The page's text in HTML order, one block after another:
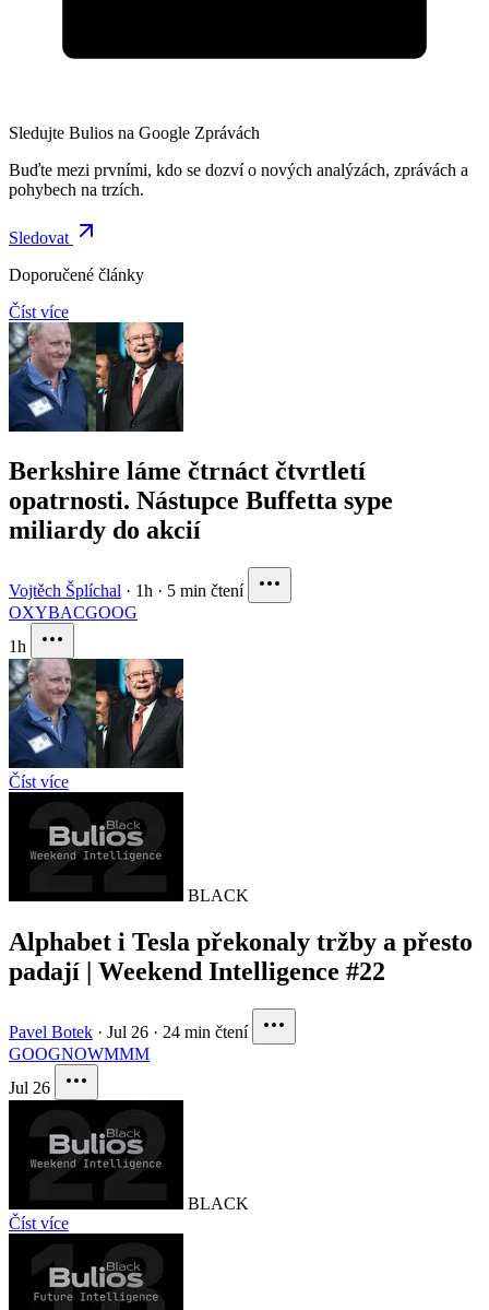
Sledujte Bulios na Google Zprávách
Buďte mezi prvními, kdo se dozví o nových analýzách, zprávách a
pohybech na trzích.
Sledovat
Doporučené články
Číst více
Berkshire láme čtrnáct čtvrtletí
opatrnosti. Nástupce Buffetta sype
miliardy do akcií
Vojtěch Šplíchal · 1h · 5 min čtení
OXYBACGOOG
1h
Číst více
BLACK
Alphabet i Tesla překonaly tržby a přesto
padají | Weekend Intelligence #22
Pavel Botek · Jul 26 · 24 min čtení
GOOGNOWMMM
Jul 26
BLACK
Číst více